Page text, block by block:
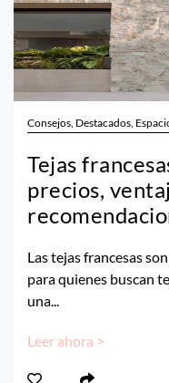
Consejos, Destacados,
Tejas
precios,
Las tejas francesas
para quienes buscan
una...
Leer ahora >